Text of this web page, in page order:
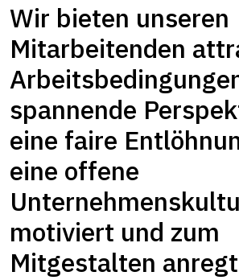
Wir bieten unseren
Mitarbeitenden
spannende
eine faire
eine offene
motiviert und zum
Mitgestalten